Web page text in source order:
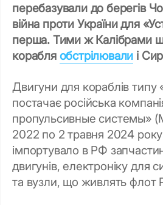
перебазували до берегів
війна проти України для
перша. Тими ж Калібрами
корабля обстрілювали і
Двигуни для кораблів типу
постачає російська
пропульсивные системы»
2022 по 2 травня 2024
імпортувало в РФ
двигунів, електроніку для
та вузли, що живлять флот